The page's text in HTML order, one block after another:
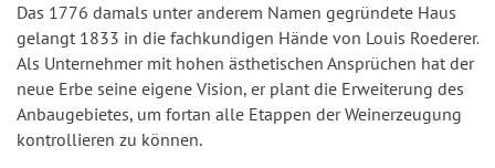
Das 1776 damals unter anderem Namen gegründete Haus
gelangt 1833 in die fachkundigen Hände von Louis Roederer.
Als Unternehmer mit hohen ästhetischen Ansprüchen hat der
neue Erbe seine eigene Vision, er plant die Erweiterung des
Anbaugebietes, um fortan alle Etappen der Weinerzeugung
kontrollieren zu können.